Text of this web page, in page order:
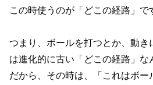
この時使うのが「どこの経路」で
つまり、ボールを打つとか、動き
は進化的に古い「どこの経路」な
だから、その時は、「これはボー